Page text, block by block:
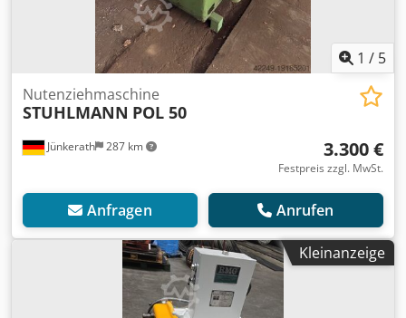
1 / 5
Jünkerath 287 km
Nutenziehmaschine
STUHLMANN POL 50
3.300 €
Festpreis zzgl. MwSt.
Anfragen Anrufen
Kleinanzeige